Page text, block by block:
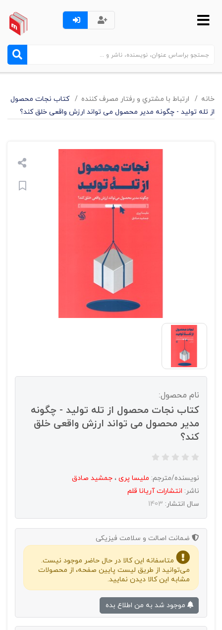
خانه ارتباط با مشتري و رفتار مصرف کننده
کتاب نجات محصول
از تله تولید - چگونه مدیر محصول می تواند ارزش واقعی خلق کند؟
نام محصول:
کتاب نجات محصول از تله تولید - چگونه
مدیر محصول می تواند ارزش واقعی خلق
کند؟
نویسنده/مترجم: ملیسا پری ، جمشید صادق
ناشر: انتشارات آريانا قلم
سال انتشار: 1403
ضمانت اصالت و سلامت فیزیکی
متاسفانه این کالا در حال حاضر موجود نیست.
می‌توانید از طریق لیست پایین صفحه، از محصولات
مشابه این کالا دیدن نمایید.